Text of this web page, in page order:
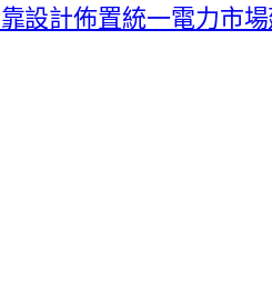
設計佈置統一電力市